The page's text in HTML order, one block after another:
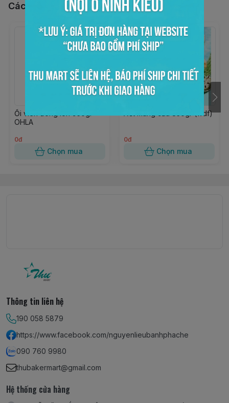
Các sản phẩm, dịch vụ khác
Ổi viên đóng lon 950gr
OHLA
0đ
Chọn mua
Xốt mãng cầu 850gr (wdf)
0đ
Chọn mua
Thông tin liên hệ
190 058 5879
https://www.facebook.com/nguyenlieubanhphache
090 760 9980
thubakermart@gmail.com
Hệ thống cửa hàng